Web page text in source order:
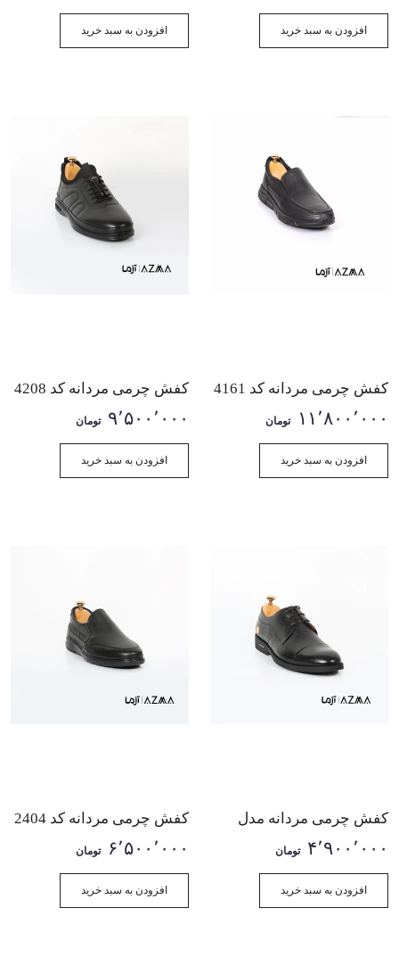
افزودن به سبد خرید افزودن به سبد خرید
کفش چرمی مردانه کد 4161
۱۱٬۸۰۰٬۰۰۰ تومان
افزودن به سبد خرید
کفش چرمی مردانه کد 4208
۹٬۵۰۰٬۰۰۰ تومان
افزودن به سبد خرید
کفش چرمی مردانه مدل
برت بندی
۴٬۹۰۰٬۰۰۰ تومان
افزودن به سبد خرید
کفش چرمی مردانه کد 2404
۶٬۵۰۰٬۰۰۰ تومان
افزودن به سبد خرید